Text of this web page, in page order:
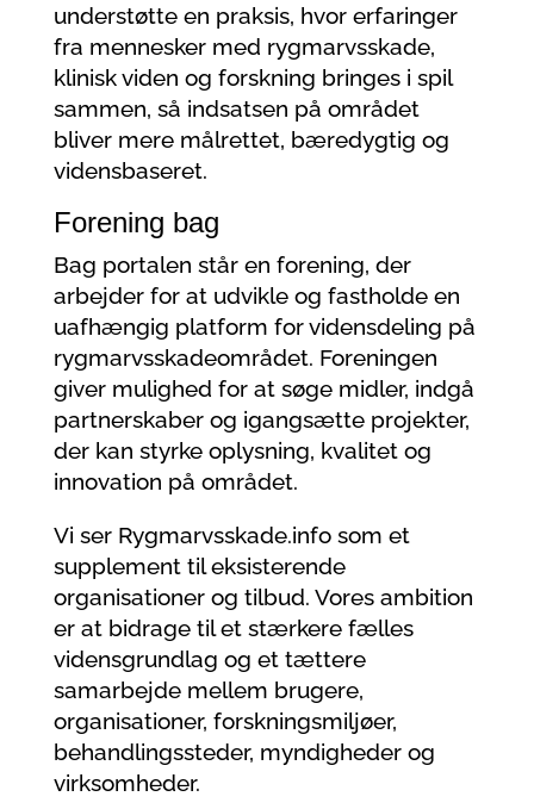
understøtte en praksis, hvor erfaringer
fra mennesker med rygmarvsskade,
klinisk viden og forskning bringes i spil
sammen, så indsatsen på området
bliver mere målrettet, bæredygtig og
vidensbaseret.
Forening bag
Bag portalen står en forening, der
arbejder for at udvikle og fastholde en
uafhængig platform for vidensdeling på
rygmarvsskadeområdet. Foreningen
giver mulighed for at søge midler, indgå
partnerskaber og igangsætte projekter,
der kan styrke oplysning, kvalitet og
innovation på området.
Vi ser Rygmarvsskade.info som et
supplement til eksisterende
organisationer og tilbud. Vores ambition
er at bidrage til et stærkere fælles
vidensgrundlag og et tættere
samarbejde mellem brugere,
organisationer, forskningsmiljøer,
behandlingssteder, myndigheder og
virksomheder.